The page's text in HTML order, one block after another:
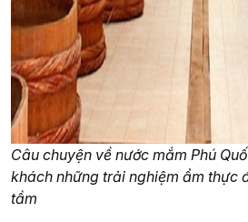
Câu chuyện về nước mắm Phú
khách những trải nghiệm ẩm thực
tầm